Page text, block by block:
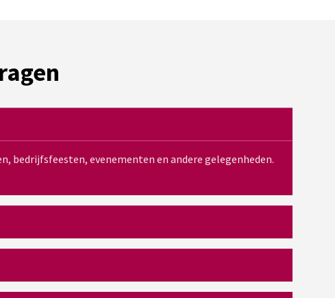
bedrijfsfeesten, evenementen en andere gelegenheden.